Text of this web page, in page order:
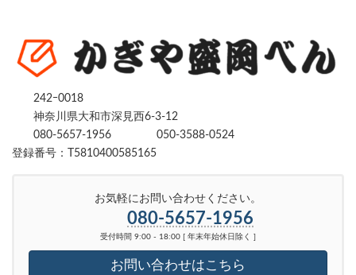
242ｰ0018
神奈川県大和市深見西6-3-12
080-5657-1956
050-3588-0524
登録番号：T5810400585165
お気軽にお問い合わせください。
080-5657-1956
受付時間 9:00 - 18:00 [ 年末年始休日除く ]
お問い合わせはこちら